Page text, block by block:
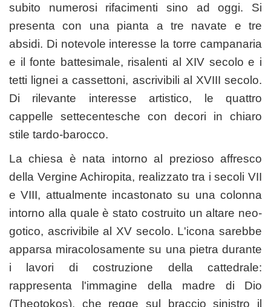
subito numerosi rifacimenti sino ad oggi. Si
presenta con una pianta a tre navate e tre
absidi. Di notevole interesse la torre campanaria
e il fonte battesimale, risalenti al XIV secolo e i
tetti lignei a cassettoni, ascrivibili al XVIII secolo.
Di rilevante interesse artistico, le quattro
cappelle settecentesche con decori in chiaro
stile tardo-barocco.
La chiesa è nata intorno al prezioso affresco
della Vergine Achiropita, realizzato tra i secoli VII
e VIII, attualmente incastonato su una colonna
intorno alla quale è stato costruito un altare neo-
gotico, ascrivibile al XV secolo. L'icona sarebbe
apparsa miracolosamente su una pietra durante
i lavori di costruzione della cattedrale:
rappresenta l'immagine della madre di Dio
(Theotokos), che regge sul braccio sinistro il